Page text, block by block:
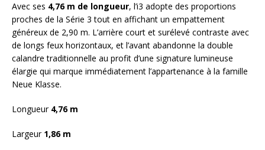
Avec ses 4,76 m de longueur, l’i3 adopte des proportions
proches de la Série 3 tout en affichant un empattement
généreux de 2,90 m. L’arrière court et surélevé contraste avec
de longs feux horizontaux, et l’avant abandonne la double
calandre traditionnelle au profit d’une signature lumineuse
élargie qui marque immédiatement l’appartenance à la famille
Neue Klasse.
Longueur 4,76 m
Largeur 1,86 m